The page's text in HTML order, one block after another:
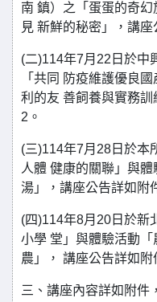
南 鎮）之「蛋蛋的奇
見 新鮮的秘密」，講座
(二)114年7月22日於中
「共同 防疫維護優良
利的友 善飼養與實務
2。
(三)114年7月28日於本
人體 健康的關聯」與
湯」，講座公告詳如附
(四)114年8月20日於新
小學 堂」與體驗活動
農」， 講座公告詳如附
三、講座內容詳如附件